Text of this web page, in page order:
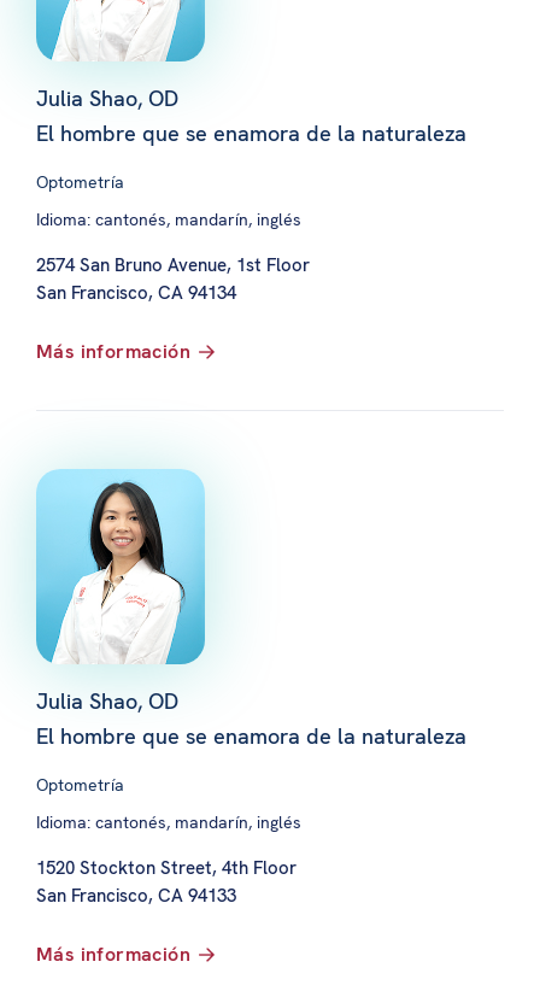
Julia Shao, OD
El hombre que se enamora de la naturaleza
Optometría
Idioma: cantonés, mandarín, inglés
2574 San Bruno Avenue, 1st Floor
San Francisco, CA 94134
Más información
Julia Shao, OD
El hombre que se enamora de la naturaleza
Optometría
Idioma: cantonés, mandarín, inglés
1520 Stockton Street, 4th Floor
San Francisco, CA 94133
Más información